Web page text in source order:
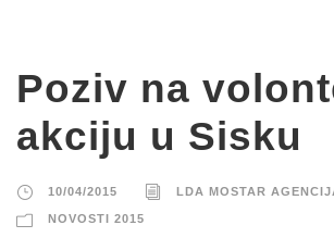
Poziv na
akciju u Sisku
10/04/2015 LDA MOSTAR
NOVOSTI 2015